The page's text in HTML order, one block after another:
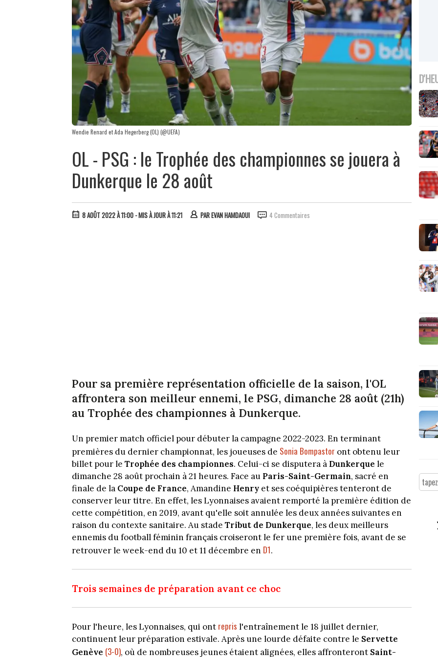
Wendie Renard et Ada Hegerberg (OL) (@UEFA)
OL - PSG : le Trophée des championnes se jouera à
Dunkerque le 28 août
8 AOÛT 2022 À 11:00 - MIS À JOUR À 11:21 PAREVAN HAMDAOUI 4 Commentaires
Pour sa première représentation officielle de la saison, l'OL
affrontera son meilleur ennemi, le PSG, dimanche 28 août (21h)
au Trophée des championnes à Dunkerque.
Un premier match officiel pour débuter la campagne 2022-2023. En terminant
premières du dernier championnat, les joueuses de Sonia Bompastor ont obtenu leur
billet pour le Trophée des championnes. Celui-ci se disputera à Dunkerque le
dimanche 28 août prochain à 21 heures. Face au Paris-Saint-Germain, sacré en
finale de la Coupe de France, Amandine Henry et ses coéquipières tenteront de
conserver leur titre. En effet, les Lyonnaises avaient remporté la première édition de
cette compétition, en 2019, avant qu'elle soit annulée les deux années suivantes en
raison du contexte sanitaire. Au stade Tribut de Dunkerque, les deux meilleurs
ennemis du football féminin français croiseront le fer une première fois, avant de se
retrouver le week-end du 10 et 11 décembre en D1.
Trois semaines de préparation avant ce choc
Pour l'heure, les Lyonnaises, qui ont repris l'entraînement le 18 juillet dernier,
continuent leur préparation estivale. Après une lourde défaite contre le Servette
Genève (3-0), où de nombreuses jeunes étaient alignées, elles affronteront Saint-